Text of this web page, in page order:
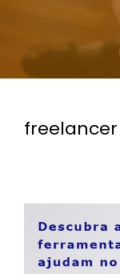
freelancer